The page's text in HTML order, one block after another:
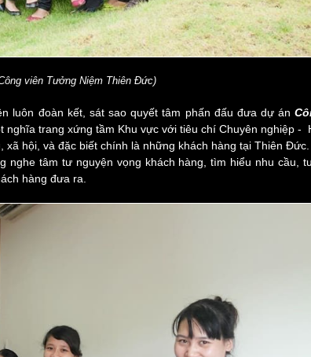
viên Tưởng Niệm Thiên Đức)
luôn đoàn kết, sát sao quyết tâm phấn đấu đưa dự án
nghĩa trang xứng tầm Khu vực với tiêu chí Chuyên nghiệp -
hội, và đặc biết chính là những khách hàng tại Thiên
nghe tâm tư nguyện vọng khách hàng, tìm hiểu nhu cầu,
hàng đưa ra.